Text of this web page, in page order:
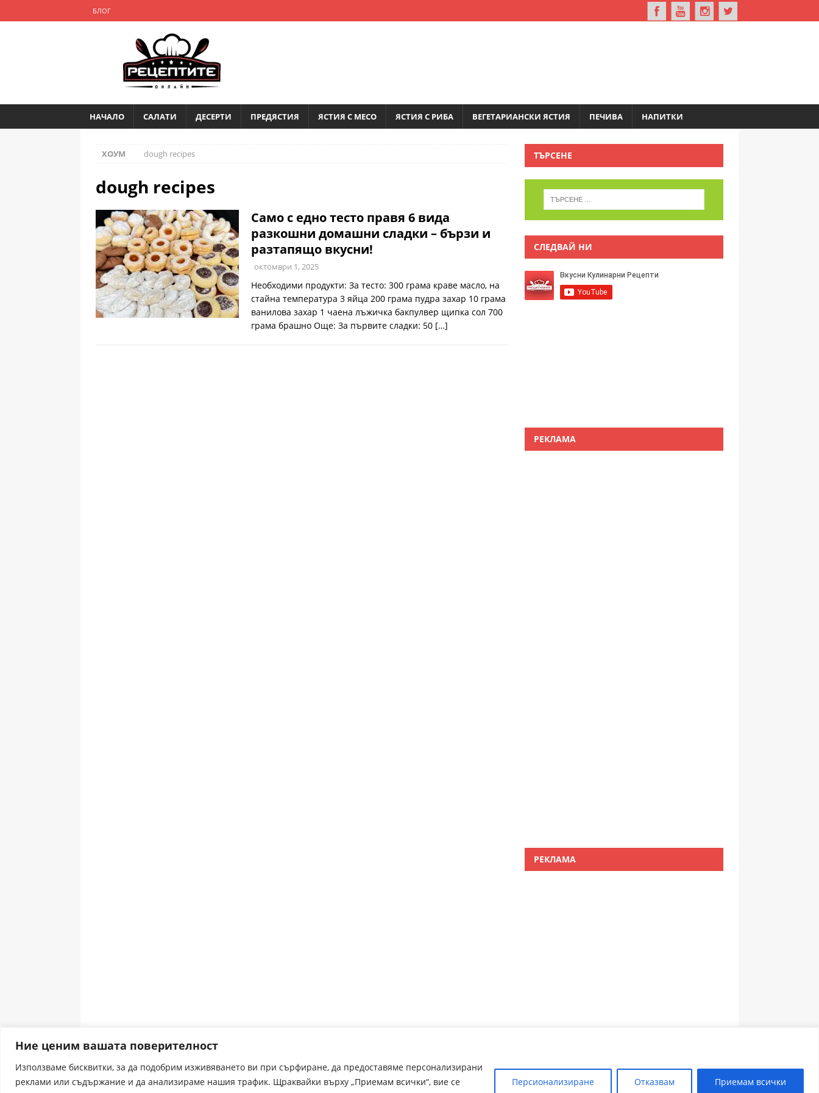
Ние ценим вашата поверителност
Използваме бисквитки, за да подобрим изживяването ви при сърфиране, да предоставяме персонализирани
реклами или съдържание и да анализираме нашия трафик. Щраквайки върху „Приемам всички“, вие се
Персионализиране Отказвам Приемам всички
БЛОГ
НАЧАЛО САЛАТИ ДЕСЕРТИ ПРЕДЯСТИЯ ЯСТИЯ С МЕСО ЯСТИЯ С РИБА ВЕГЕТАРИАНСКИ ЯСТИЯ ПЕЧИВА НАПИТКИ
ХОУМ dough recipes
dough recipes
Само с едно тесто правя 6 вида
разкошни домашни сладки – бързи и
разтапящо вкусни!
октомври 1, 2025
Необходими продукти: За тесто: 300 грама краве масло, на
стайна температура 3 яйца 200 грама пудра захар 10 грама
ванилова захар 1 чаена лъжичка бакпулвер щипка сол 700
грама брашно Още: За първите сладки: 50 […]
ТЪРСЕНЕ
СЛЕДВАЙ НИ
РЕКЛАМА
РЕКЛАМА
ЗЪБОЛЕКАР ПЛОВДИВ